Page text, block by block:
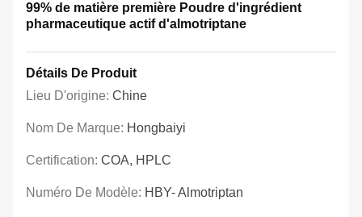
99% de matière première Poudre d'ingrédient
pharmaceutique actif d'almotriptane
Détails De Produit
Lieu D'origine: Chine
Nom De Marque: Hongbaiyi
Certification: COA, HPLC
Numéro De Modèle: HBY- Almotriptan